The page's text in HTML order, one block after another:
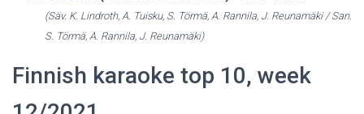
(Säv. K. Lindroth, A. Tuisku, S. Törmä, A. Rannila, J. Reunamäki / San.
S. Törmä, A. Rannila, J. Reunamäki)
Finnish karaoke top 10, week